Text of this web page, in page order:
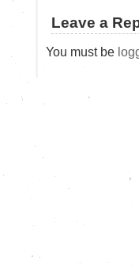
Leave a
You must be